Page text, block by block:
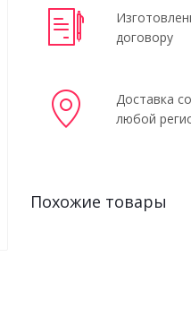
договору
Доставка
любой
Похожие товары